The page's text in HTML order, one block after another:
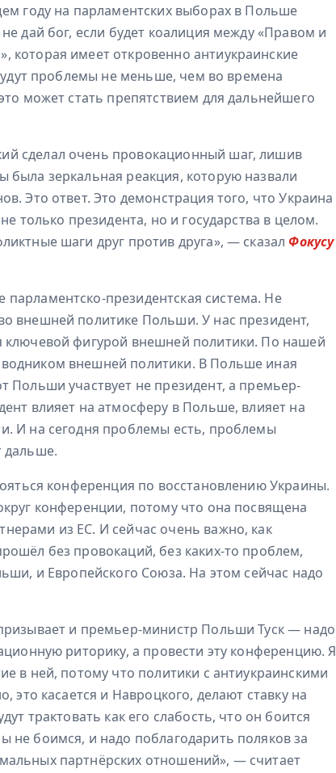
году на парламентских выборах в Польше
дай бог, если будет коалиция между «Правом и
которая имеет откровенно антиукраинские
проблемы не меньше, чем во времена
может стать препятствием для дальнейшего
сделал очень провокационный шаг, лишив
зеркальная реакция, которую назвали
Это ответ. Это демонстрация того, что Украина
только президента, но и государства в целом.
шаги друг против друга», — сказал Фокусу
президентская система. Не
внешней политике Польши. У нас президент,
ключевой фигурой внешней политики. По нашей
внешней политики. В Польше иная
Польши участвует не президент, а премьер-
влияет на атмосферу в Польше, влияет на
И на сегодня проблемы есть, проблемы
дальше.
конференция по восстановлению Украины.
конференции, потому что она посвящена
из ЕС. И сейчас очень важно, как
без провокаций, без каких-то проблем,
и Европейского Союза. На этом сейчас надо
и премьер-министр Польши Туск — надо
риторику, а провести эту конференцию. Я
в ней, потому что политики с антиукраинскими
касается и Навроцкого, делают ставку на
трактовать как его слабость, что он боится
боимся, и надо поблагодарить поляков за
партнёрских отношений», — считает